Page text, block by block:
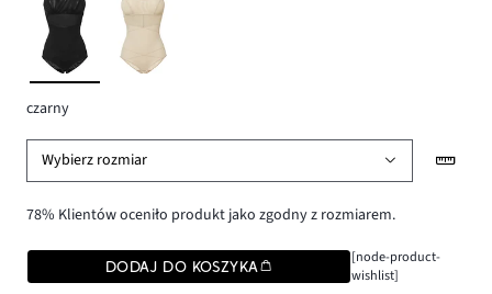
czarny
Wybierz rozmiar
78% Klientów oceniło produkt jako zgodny z rozmiarem.
DODAJ DO KOSZYKA
[node-product-
wishlist]